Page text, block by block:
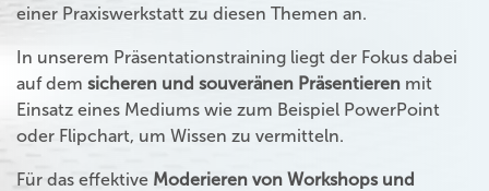
einer Praxiswerkstatt zu diesen Themen an.
In unserem Präsentationstraining liegt der Fokus dabei
auf dem sicheren und souveränen Präsentieren mit
Einsatz eines Mediums wie zum Beispiel PowerPoint
oder Flipchart, um Wissen zu vermitteln.
Für das effektive Moderieren von Workshops und